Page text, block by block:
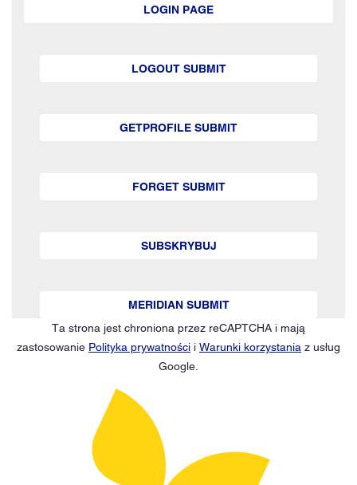
LOGIN PAGE
LOGOUT SUBMIT
GETPROFILE SUBMIT
FORGET SUBMIT
SUBSKRYBUJ
MERIDIAN SUBMIT
Ta strona jest chroniona przez reCAPTCHA i mają
zastosowanie Polityka prywatności i Warunki korzystania z usług
Google.